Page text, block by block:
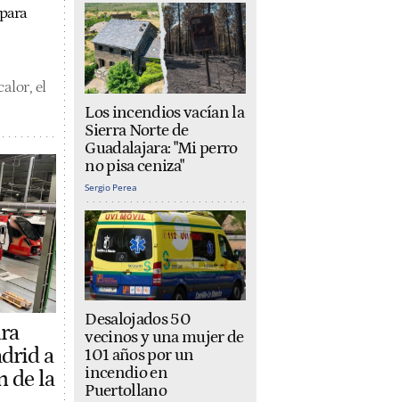
el
a
de la
Los incendios vacían la
Sierra Norte de
Guadalajara: "Mi perro
no pisa ceniza"
Sergio Perea
Desalojados 50
vecinos y una mujer de
101 años por un
incendio en
Puertollano